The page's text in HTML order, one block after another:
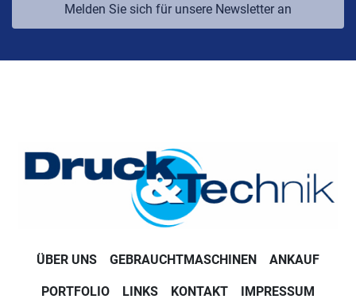
Melden Sie sich für unsere Newsletter an
ÜBER UNS GEBRAUCHTMASCHINEN ANKAUF
PORTFOLIO LINKS KONTAKT IMPRESSUM